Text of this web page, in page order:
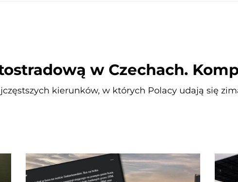
w Czechach.
kierunków, w których Polacy udają się